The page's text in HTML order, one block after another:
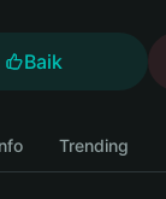
Baik
Trending